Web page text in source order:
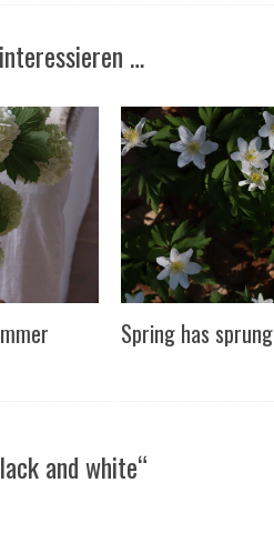
…
Spring has sprung
and white“